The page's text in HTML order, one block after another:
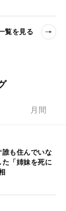
覧を見る
月間
誰も住んでいな
「姉妹を死に